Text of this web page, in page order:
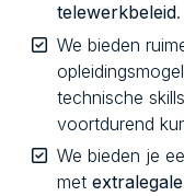
telewerkbeleid.
We bieden
technische
voortdurend
We bieden je
met